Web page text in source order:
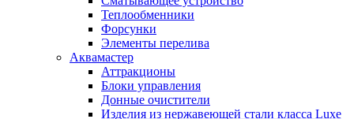
Теплообменники
Форсунки
Элементы перелива
Аквамастер
Аттракционы
Блоки управления
Донные очистители
Изделия из нержавеющей стали класса Luxe